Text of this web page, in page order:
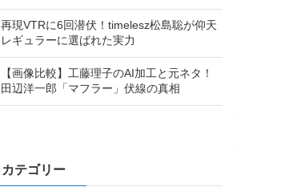
再現VTRに6回潜伏！timelesz松島聡が仰天
レギュラーに選ばれた実力
【画像比較】工藤理子のAI加工と元ネタ！
田辺洋一郎「マフラー」伏線の真相
カテゴリー